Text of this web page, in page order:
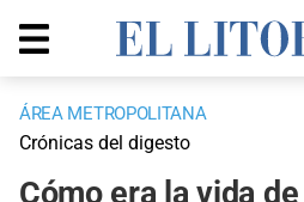
ÁREA METROPOLITANA
Crónicas del digesto
Cómo era la vida